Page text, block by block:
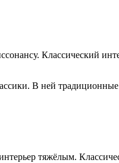
Классический
В ней
тяжёлым.